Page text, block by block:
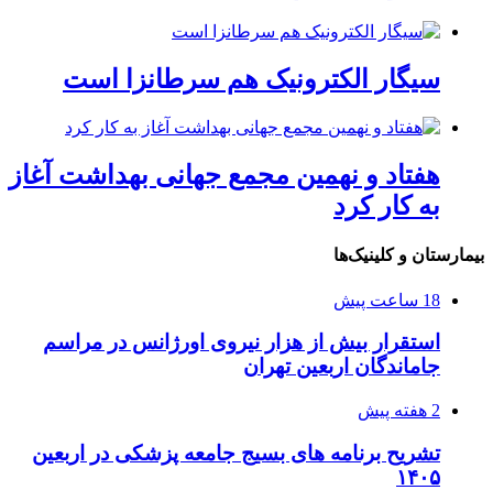
سیگار الکترونیک هم سرطانزا است
هفتاد و نهمین مجمع جهانی بهداشت آغاز
به کار کرد
بیمارستان و کلینیک‌ها
18 ساعت پیش
استقرار بیش از هزار نیروی اورژانس در مراسم
جاماندگان اربعین تهران
2 هفته پیش
تشریح برنامه های بسیج جامعه پزشکی در اربعین
۱۴۰۵